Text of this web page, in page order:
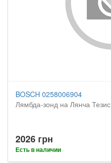
BOSCH 0258006904
Лямбда-зонд на Лянча Тезис
2026 грн
Есть в наличии